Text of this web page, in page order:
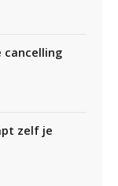
cancelling
zelf je